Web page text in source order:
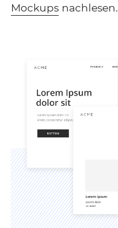
Mockupsnachlesen.